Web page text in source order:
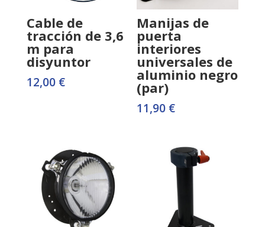
Cable de
tracción de 3,6
m para
disyuntor
12,00 €
Manijas de
puerta
interiores
universales de
aluminio negro
(par)
11,90 €